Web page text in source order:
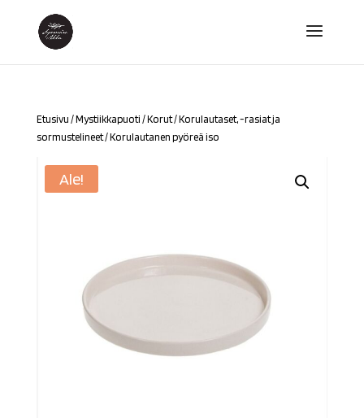
Etusivu /Mystiikkapuoti /Korut/Korulautaset, -rasiat ja
sormustelineet/ Korulautanen pyöreä iso
Ale!